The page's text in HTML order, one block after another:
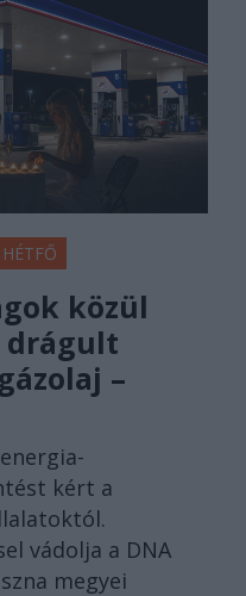
közül
drágult
–
kért a
vádolja a DNA
megyei